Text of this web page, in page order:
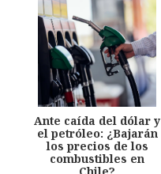
Ante caída del dólar y
el petróleo: ¿Bajarán
los precios de los
combustibles en